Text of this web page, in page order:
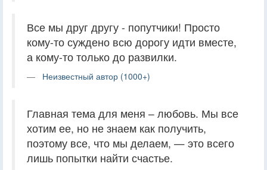
Все мы друг другу - попутчики! Просто
кому-то суждено всю дорогу идти вместе,
а кому-то только до развилки.
Неизвестный автор (1000+)
Главная тема для меня – любовь. Мы все
хотим ее, но не знаем как получить,
поэтому все, что мы делаем, — это всего
лишь попытки найти счастье.